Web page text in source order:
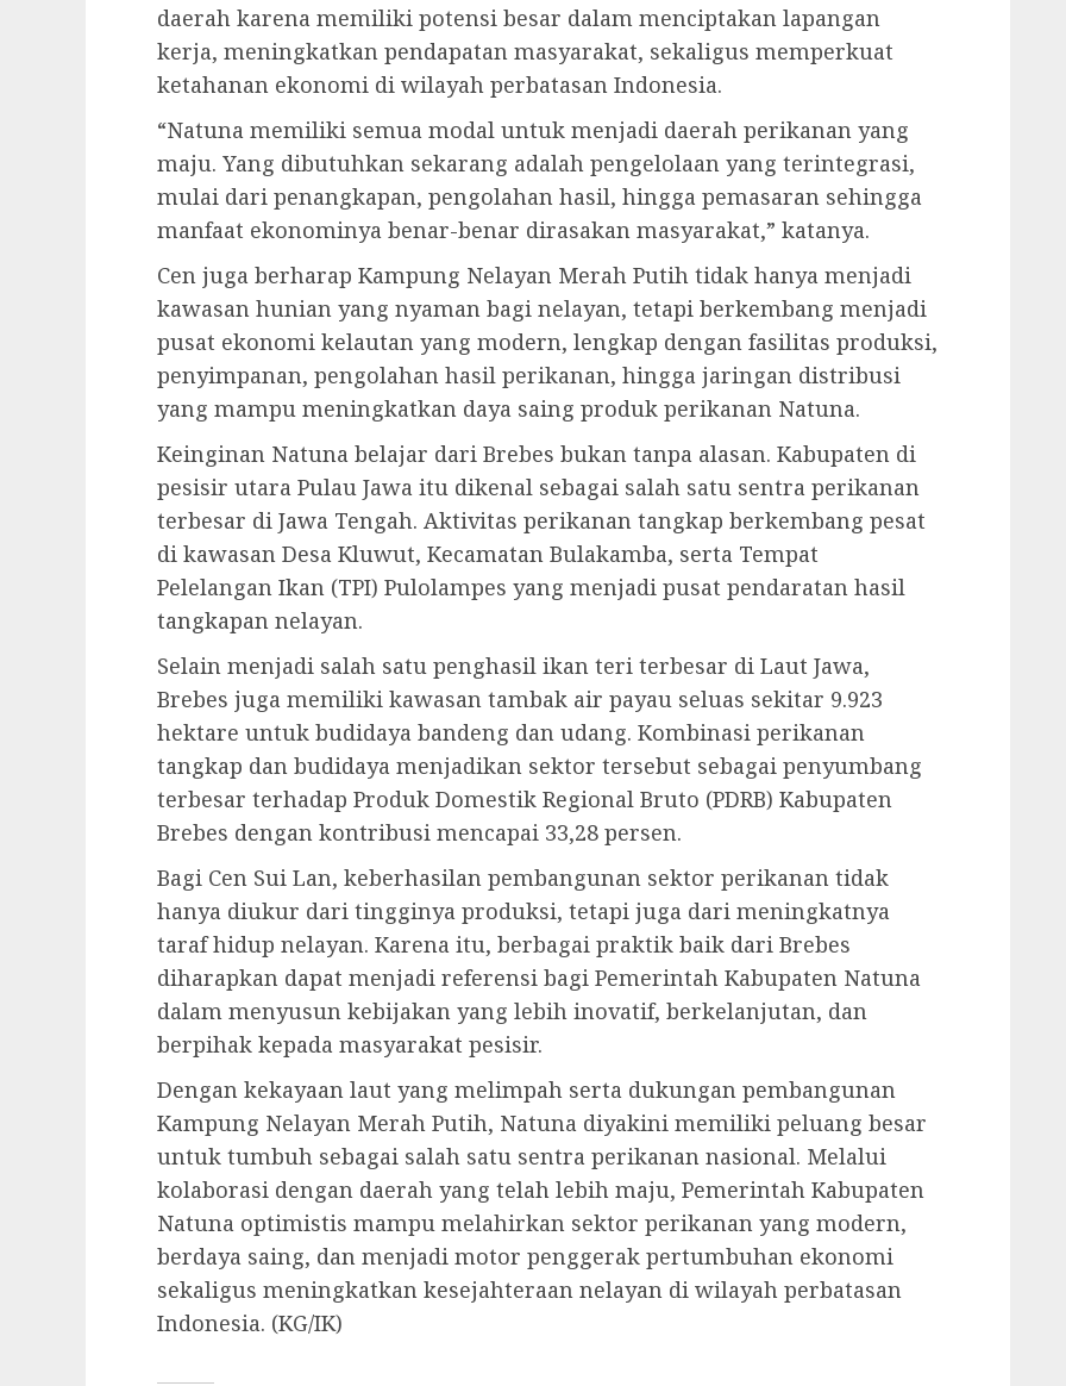
daerah karena memiliki potensi besar dalam menciptakan lapangan
kerja, meningkatkan pendapatan masyarakat, sekaligus memperkuat
ketahanan ekonomi di wilayah perbatasan Indonesia.
“Natuna memiliki semua modal untuk menjadi daerah perikanan yang
maju. Yang dibutuhkan sekarang adalah pengelolaan yang terintegrasi,
mulai dari penangkapan, pengolahan hasil, hingga pemasaran sehingga
manfaat ekonominya benar-benar dirasakan masyarakat,” katanya.
Cen juga berharap Kampung Nelayan Merah Putih tidak hanya menjadi
kawasan hunian yang nyaman bagi nelayan, tetapi berkembang menjadi
pusat ekonomi kelautan yang modern, lengkap dengan fasilitas produksi,
penyimpanan, pengolahan hasil perikanan, hingga jaringan distribusi
yang mampu meningkatkan daya saing produk perikanan Natuna.
Keinginan Natuna belajar dari Brebes bukan tanpa alasan. Kabupaten di
pesisir utara Pulau Jawa itu dikenal sebagai salah satu sentra perikanan
terbesar di Jawa Tengah. Aktivitas perikanan tangkap berkembang pesat
di kawasan Desa Kluwut, Kecamatan Bulakamba, serta Tempat
Pelelangan Ikan (TPI) Pulolampes yang menjadi pusat pendaratan hasil
tangkapan nelayan.
Selain menjadi salah satu penghasil ikan teri terbesar di Laut Jawa,
Brebes juga memiliki kawasan tambak air payau seluas sekitar 9.923
hektare untuk budidaya bandeng dan udang. Kombinasi perikanan
tangkap dan budidaya menjadikan sektor tersebut sebagai penyumbang
terbesar terhadap Produk Domestik Regional Bruto (PDRB) Kabupaten
Brebes dengan kontribusi mencapai 33,28 persen.
Bagi Cen Sui Lan, keberhasilan pembangunan sektor perikanan tidak
hanya diukur dari tingginya produksi, tetapi juga dari meningkatnya
taraf hidup nelayan. Karena itu, berbagai praktik baik dari Brebes
diharapkan dapat menjadi referensi bagi Pemerintah Kabupaten Natuna
dalam menyusun kebijakan yang lebih inovatif, berkelanjutan, dan
berpihak kepada masyarakat pesisir.
Dengan kekayaan laut yang melimpah serta dukungan pembangunan
Kampung Nelayan Merah Putih, Natuna diyakini memiliki peluang besar
untuk tumbuh sebagai salah satu sentra perikanan nasional. Melalui
kolaborasi dengan daerah yang telah lebih maju, Pemerintah Kabupaten
Natuna optimistis mampu melahirkan sektor perikanan yang modern,
berdaya saing, dan menjadi motor penggerak pertumbuhan ekonomi
sekaligus meningkatkan kesejahteraan nelayan di wilayah perbatasan
Indonesia. (KG/IK)